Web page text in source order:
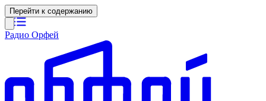
Перейти к содержанию
Радио Орфей